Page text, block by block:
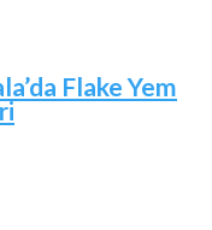
Flake Yem